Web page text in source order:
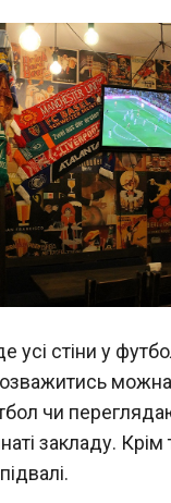
усі стіни у
чи
закладу. Крім